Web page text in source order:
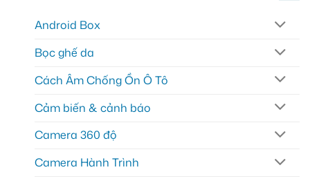
Android Box
Bọc ghế da
Cách Âm Chống Ồn Ô Tô
Cảm biến & cảnh báo
Camera 360 độ
Camera Hành Trình